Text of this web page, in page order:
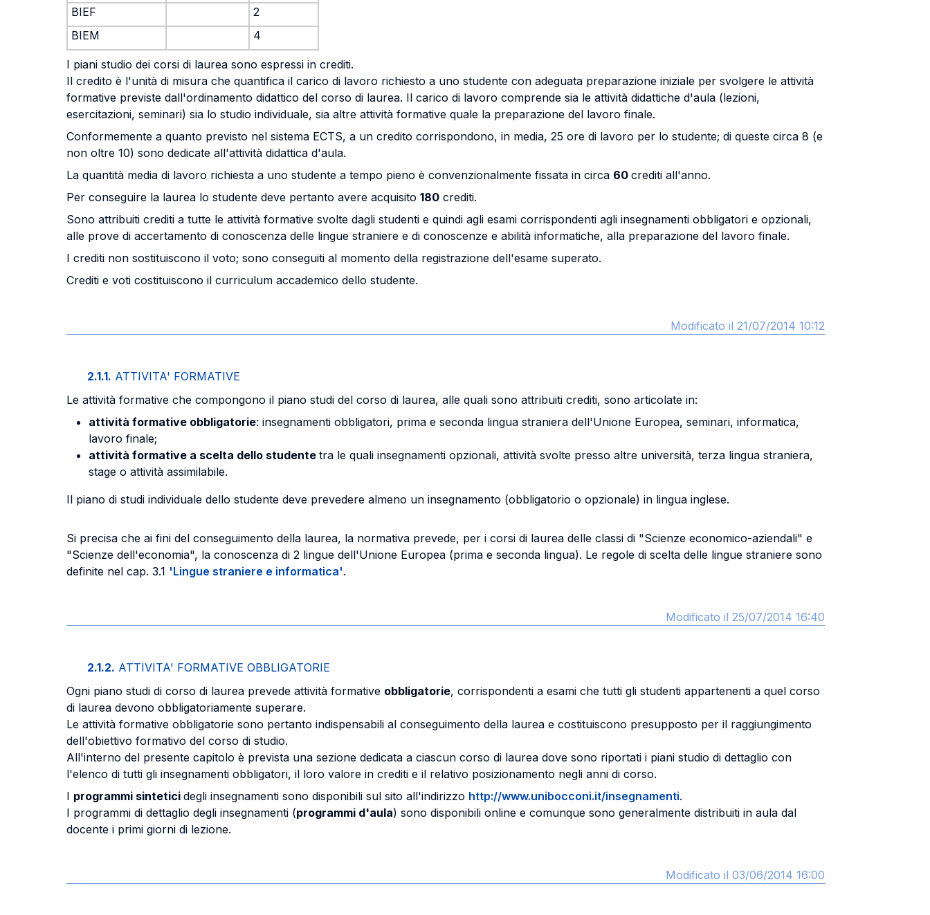
BIEF
2
BIEM
4
I piani studio dei corsi di laurea sono espressi in crediti.
Il credito è l'unità di misura che quantifica il carico di lavoro richiesto a uno studente con adeguata preparazione iniziale per svolgere le attività
formative previste dall'ordinamento didattico del corso di laurea. Il carico di lavoro comprende sia le attività didattiche d'aula (lezioni,
esercitazioni, seminari) sia lo studio individuale, sia altre attività formative quale la preparazione del lavoro finale.
Conformemente a quanto previsto nel sistema ECTS, a un credito corrispondono, in media, 25 ore di lavoro per lo studente; di queste circa 8 (e
non oltre 10) sono dedicate all'attività didattica d'aula.
La quantità media di lavoro richiesta a uno studente a tempo pieno è convenzionalmente fissata in circa 60 crediti all'anno.
Per conseguire la laurea lo studente deve pertanto avere acquisito 180 crediti.
Sono attribuiti crediti a tutte le attività formative svolte dagli studenti e quindi agli esami corrispondenti agli insegnamenti obbligatori e opzionali,
alle prove di accertamento di conoscenza delle lingue straniere e di conoscenze e abilità informatiche, alla preparazione del lavoro finale.
I crediti non sostituiscono il voto; sono conseguiti al momento della registrazione dell'esame superato.
Crediti e voti costituiscono il curriculum accademico dello studente.
Modificato il 21/07/2014 10:12
2.1.1. ATTIVITA' FORMATIVE
Le attività formative che compongono il piano studi del corso di laurea, alle quali sono attribuiti crediti, sono articolate in:
attività formative obbligatorie: insegnamenti obbligatori, prima e seconda lingua straniera dell'Unione Europea, seminari, informatica,
lavoro finale;
attività formative a scelta dello studente tra le quali insegnamenti opzionali, attività svolte presso altre università, terza lingua straniera,
stage o attività assimilabile.
Il piano di studi individuale dello studente deve prevedere almeno un insegnamento (obbligatorio o opzionale) in lingua inglese.
Si precisa che ai fini del conseguimento della laurea, la normativa prevede, per i corsi di laurea delle classi di "Scienze economico-aziendali" e
"Scienze dell'economia", la conoscenza di 2 lingue dell'Unione Europea (prima e seconda lingua). Le regole di scelta delle lingue straniere sono
definite nel cap. 3.1 'Lingue straniere e informatica'.
Modificato il 25/07/2014 16:40
2.1.2. ATTIVITA' FORMATIVE OBBLIGATORIE
Ogni piano studi di corso di laurea prevede attività formative obbligatorie, corrispondenti a esami che tutti gli studenti appartenenti a quel corso
di laurea devono obbligatoriamente superare.
Le attività formative obbligatorie sono pertanto indispensabili al conseguimento della laurea e costituiscono presupposto per il raggiungimento
dell'obiettivo formativo del corso di studio.
All'interno del presente capitolo è prevista una sezione dedicata a ciascun corso di laurea dove sono riportati i piani studio di dettaglio con
l'elenco di tutti gli insegnamenti obbligatori, il loro valore in crediti e il relativo posizionamento negli anni di corso.
I programmi sintetici degli insegnamenti sono disponibili sul sito all'indirizzo http://www.unibocconi.it/insegnamenti.
I programmi di dettaglio degli insegnamenti (programmi d'aula) sono disponibili online e comunque sono generalmente distribuiti in aula dal
docente i primi giorni di lezione.
Modificato il 03/06/2014 16:00